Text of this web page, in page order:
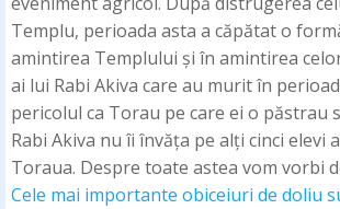
Templu, perioada asta a căpătat o
amintirea Templului și în amintirea
ai lui Rabi Akiva care au murit în
pericolul ca Torau pe care ei o păstrau
Rabi Akiva nu îi învăța pe alți cinci elevi
Toraua. Despre toate astea vom vorbi
Cele mai importante obiceiuri de doliu